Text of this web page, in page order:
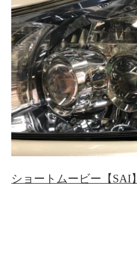
ショートムービー【SAI】